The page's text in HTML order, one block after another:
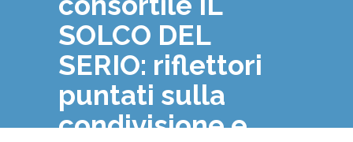
SOLCO DEL
SERIO: riflettori
puntati sulla
condivisione e